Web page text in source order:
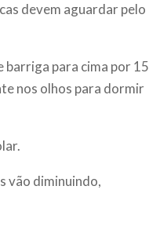
devem aguardar pelo
barriga para cima por 15
nos olhos para dormir
vão diminuindo,